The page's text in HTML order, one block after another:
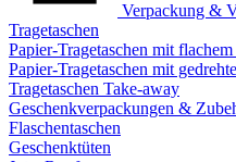
Verpackung &
Tragetaschen
Papier-Tragetaschen mit
Papier-Tragetaschen mit
Tragetaschen Take-away
Geschenkverpackungen &
Flaschentaschen
Geschenktüten